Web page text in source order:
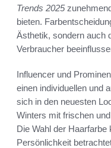
Trends 2025
bieten.
Ästhetik, sondern auch
Verbraucher
Influencer und
einen individuellen und
sich in den neuesten
Winters mit frischen
Die Wahl der
Persönlichkeit